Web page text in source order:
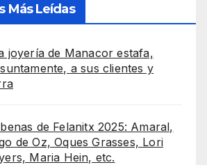
Más Leídas
joyería de Manacor estafa,
a sus clientes y
de Felanitx 2025: Amaral,
de Oz, Oques Grasses, Lori
Maria Hein, etc.